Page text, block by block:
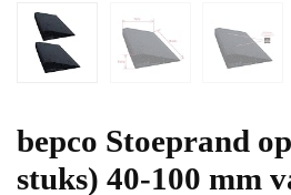
bepco Stoeprand
stuks) 40-100 mm